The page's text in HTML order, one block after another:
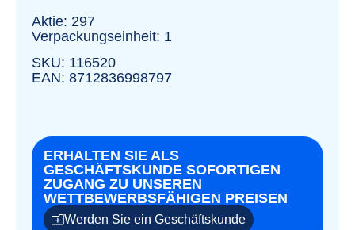
Aktie: 297
Verpackungseinheit: 1
SKU: 116520
EAN: 8712836998797
ERHALTEN SIE ALS
GESCHÄFTSKUNDE SOFORTIGEN
ZUGANG ZU UNSEREN
WETTBEWERBSFÄHIGEN PREISEN
Werden Sie ein Geschäftskunde